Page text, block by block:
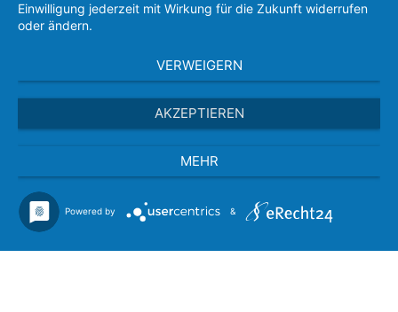
Einwilligung jederzeit mit Wirkung für die Zukunft widerrufen
oder ändern.
VERWEIGERN
AKZEPTIEREN
MEHR
Powered by &